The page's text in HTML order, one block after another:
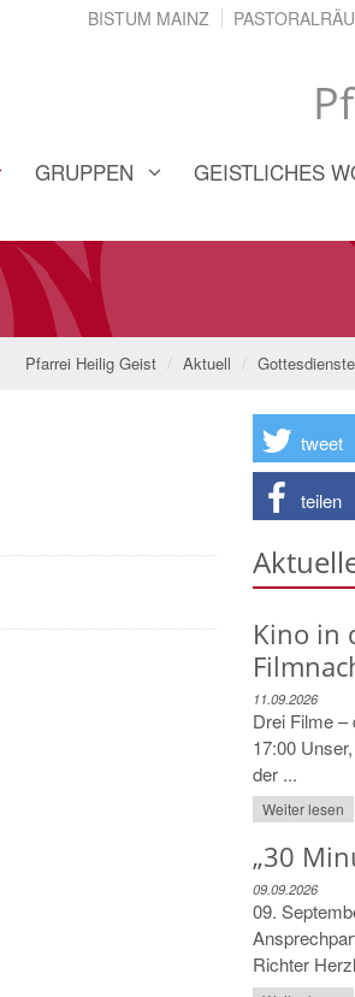
BISTUM MAINZ
GRUPPEN GEISTLICHES
Pfarrei Heilig Geist Aktuell Gottesdienste
tweet
teilen
Kino in
11.09.2026
Drei Filme –
17:00
der ...
Weiter lesen
„30
09.09.2026
09.
Richter